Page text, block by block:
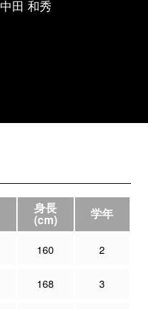
中田 和秀
身長
(cm) 学年
160 2
168 3